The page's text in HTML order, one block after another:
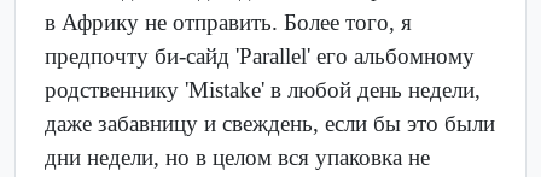
в Африку не отправить. Более того, я
предпочту би-сайд 'Parallel' его альбомному
родственнику 'Mistake' в любой день недели,
даже забавницу и свеждень, если бы это были
дни недели, но в целом вся упаковка не